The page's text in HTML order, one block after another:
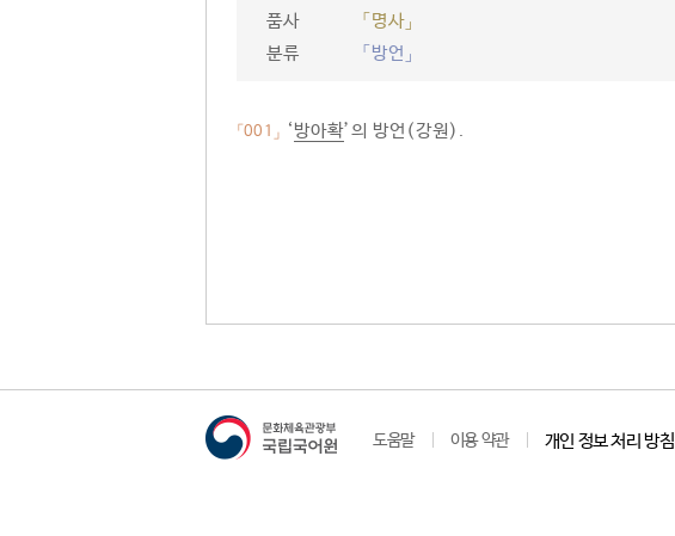
품사
「명사」
분류
「방언」
「001」 ‘방아확’의 방언(강원).
도움말 이용 약관 개인 정보 처리 방침